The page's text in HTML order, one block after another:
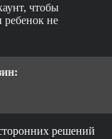
чтобы
ребенок не
решений